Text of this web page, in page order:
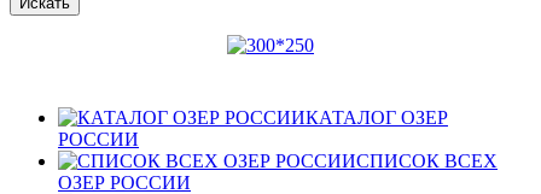
КАТАЛОГ ОЗЕР
РОССИИ
СПИСОК ВСЕХ
ОЗЕР РОССИИ